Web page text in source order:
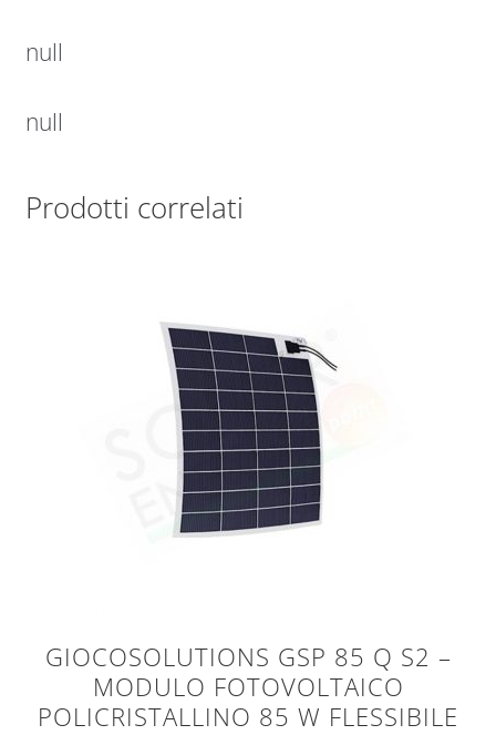
null
null
Prodotti correlati
GIOCOSOLUTIONS GSP 85 Q S2 –
MODULO FOTOVOLTAICO
POLICRISTALLINO 85 W FLESSIBILE